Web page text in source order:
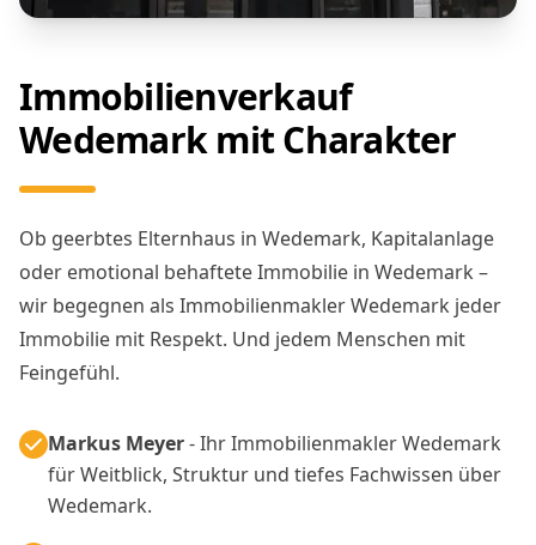
Immobilienverkauf
Wedemark mit Charakter
Ob geerbtes Elternhaus in Wedemark, Kapitalanlage
oder emotional behaftete Immobilie in Wedemark –
wir begegnen als Immobilienmakler Wedemark jeder
Immobilie mit Respekt. Und jedem Menschen mit
Feingefühl.
Markus Meyer- Ihr Immobilienmakler Wedemark
für Weitblick, Struktur und tiefes Fachwissen über
Wedemark.